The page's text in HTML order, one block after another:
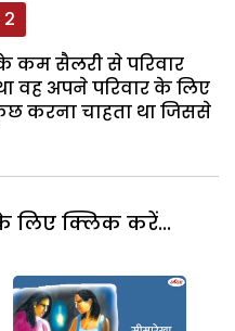
कम सैलरी से परिवार
वह अपने परिवार के लिए
करना चाहता था जिससे
लिए क्लिक करें...